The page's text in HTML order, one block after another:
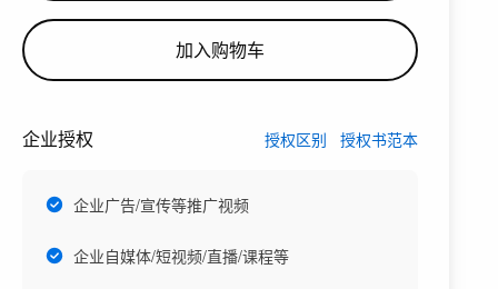
加入购物车
企业授权 授权区别 授权书范本
企业广告/宣传等推广视频
企业自媒体/短视频/直播/课程等